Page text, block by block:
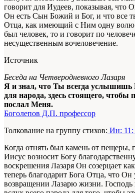
говорит для Иудеев, показывая, что
Он есть Сын Божий и Бог, и что все
Отца, как имеющий с Ним одну волю
был человек, то и говорит по
несущественным вочеловечение.
Источник
Беседа на Четверодневного Лазаря
Я и знал, что Ты всегда услышишь
для народа, здесь стоящего, чтобы
послал Меня.
Боголепов Д.П. профессор
Толкование на группу стихов: Ин: 11:
Когда отнять был камень от пещеры,
Иисус возносит Богу
воскрешения Лазаря Он созерцает
теперь благодарит Бога Отца, что
возвращении Лазарю жизни. Господь